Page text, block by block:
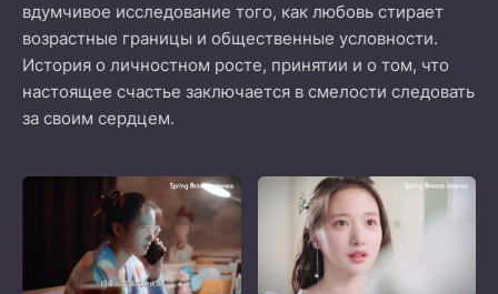
вдумчивое исследование того, как любовь стирает
возрастные границы и общественные условности.
История о личностном росте, принятии и о том, что
настоящее счастье заключается в смелости следовать
за своим сердцем.